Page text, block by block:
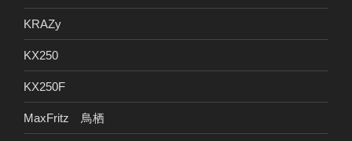
KRAZy
KX250
KX250F
MaxFritz 鳥栖